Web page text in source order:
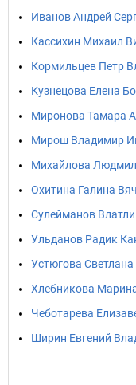
Иванов Андрей
Кассихин Михаил
Кормильцев Петр
Кузнецова Елена
Миронова Тамара
Мирош Владимир
Михайлова
Охитина Галина
Сулейманов
Ульданов Радик
Устюгова
Хлебникова
Чеботарева
Ширин Евгений